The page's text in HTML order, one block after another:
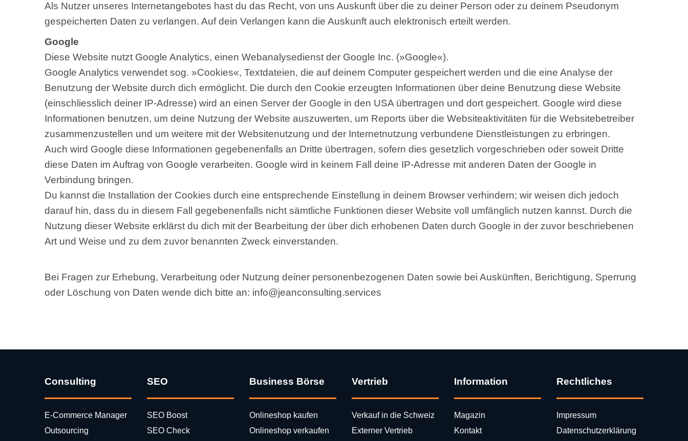
Als Nutzer unseres Internetangebotes hast du das Recht, von uns Auskunft über die zu deiner Person oder zu deinem Pseudonym
gespeicherten Daten zu verlangen. Auf dein Verlangen kann die Auskunft auch elektronisch erteilt werden.
Google
Diese Website nutzt Google Analytics, einen Webanalysedienst der Google Inc. (»Google«).
Google Analytics verwendet sog. »Cookies«, Textdateien, die auf deinem Computer gespeichert werden und die eine Analyse der
Benutzung der Website durch dich ermöglicht. Die durch den Cookie erzeugten Informationen über deine Benutzung diese Website
(einschliesslich deiner IP-Adresse) wird an einen Server der Google in den USA übertragen und dort gespeichert. Google wird diese
Informationen benutzen, um deine Nutzung der Website auszuwerten, um Reports über die Websiteaktivitäten für die Websitebetreiber
zusammenzustellen und um weitere mit der Websitenutzung und der Internetnutzung verbundene Dienstleistungen zu erbringen.
Auch wird Google diese Informationen gegebenenfalls an Dritte übertragen, sofern dies gesetzlich vorgeschrieben oder soweit Dritte
diese Daten im Auftrag von Google verarbeiten. Google wird in keinem Fall deine IP-Adresse mit anderen Daten der Google in
Verbindung bringen.
Du kannst die Installation der Cookies durch eine entsprechende Einstellung in deinem Browser verhindern; wir weisen dich jedoch
darauf hin, dass du in diesem Fall gegebenenfalls nicht sämtliche Funktionen dieser Website voll umfänglich nutzen kannst. Durch die
Nutzung dieser Website erklärst du dich mit der Bearbeitung der über dich erhobenen Daten durch Google in der zuvor beschriebenen
Art und Weise und zu dem zuvor benannten Zweck einverstanden.
Bei Fragen zur Erhebung, Verarbeitung oder Nutzung deiner personenbezogenen Daten sowie bei Auskünften, Berichtigung, Sperrung
oder Löschung von Daten wende dich bitte an: info@jeanconsulting.services
Consulting
E-Commerce Manager
Outsourcing
SEO
SEO Boost
SEO Check
Business Börse
Onlineshop kaufen
Onlineshop verkaufen
Vertrieb
Verkauf in die Schweiz
Externer Vertrieb
Information
Magazin
Kontakt
Rechtliches
Impressum
Datenschutzerklärung